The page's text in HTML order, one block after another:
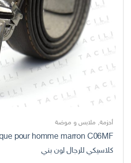
أحزمة, ملابس و موضة
كلاسيكي للرجال لون بني